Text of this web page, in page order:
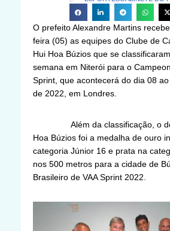
O prefeito Alexandre Martins
feira (05) as equipes do Clube de
Hui Hoa Búzios que se
semana em Niterói para o
Sprint, que acontecerá do dia 08
de 2022, em Londres.
Além da classificação, o
Hoa Búzios foi a medalha de ouro
categoria Júnior 16 e prata na
nos 500 metros para a cidade de
Brasileiro de VAA Sprint 2022.